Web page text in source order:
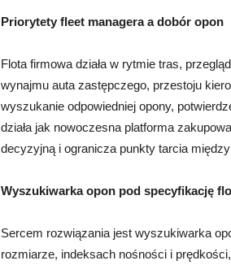
Priorytety fleet managera a dobór opon
Flota firmowa działa w rytmie tras,
wynajmu auta zastępczego, przestoju
wyszukanie odpowiedniej opony,
działa jak nowoczesna platforma
decyzyjną i ogranicza punkty tarcia
Wyszukiwarka opon pod specyfikację
Sercem rozwiązania jest wyszukiwarka
rozmiarze, indeksach nośności i